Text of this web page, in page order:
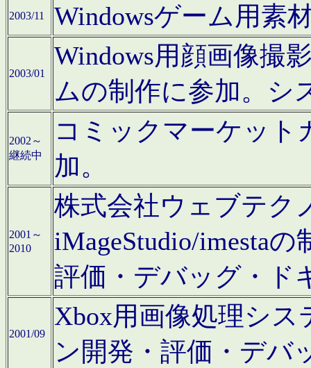
2003/11 Windowsゲーム用素
2003/01
Windows用顔画像撮
ムの制作に参加。シ
2002～
継続中
コミックマーケット
加。
2001～
2010
株式会社ウェブテク
iMageStudio/imesta
評価・デバッグ・ド
2001/09
Xbox用画像処理シ
ン開発・評価・デバ